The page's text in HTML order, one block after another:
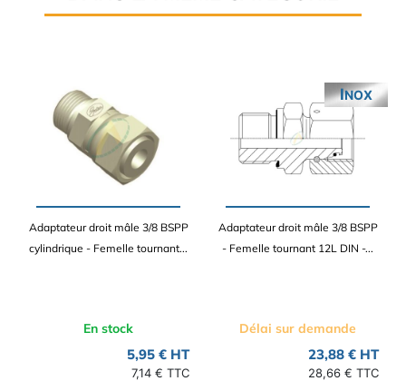
Adaptateur droit mâle 3/8 BSPP
cylindrique - Femelle tournant...
En stock
5,95 € HT
7,14 € TTC
Adaptateur droit mâle 3/8 BSPP
- Femelle tournant 12L DIN -...
Délai sur demande
23,88 € HT
28,66 € TTC
INOX